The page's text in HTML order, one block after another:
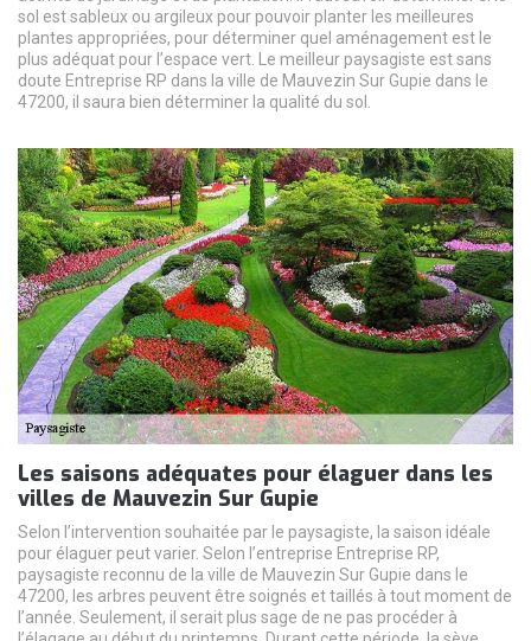
sol est sableux ou argileux pour pouvoir planter les meilleures
plantes appropriées, pour déterminer quel aménagement est le
plus adéquat pour l’espace vert. Le meilleur paysagiste est sans
doute Entreprise RP dans la ville de Mauvezin Sur Gupie dans le
47200, il saura bien déterminer la qualité du sol.
Les saisons adéquates pour élaguer dans les
villes de Mauvezin Sur Gupie
Selon l’intervention souhaitée par le paysagiste, la saison idéale
pour élaguer peut varier. Selon l’entreprise Entreprise RP,
paysagiste reconnu de la ville de Mauvezin Sur Gupie dans le
47200, les arbres peuvent être soignés et taillés à tout moment de
l’année. Seulement, il serait plus sage de ne pas procéder à